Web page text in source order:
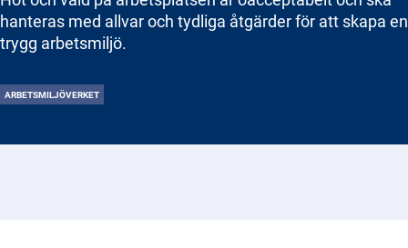
hanteras med allvar och tydliga åtgärder för att skapa en
trygg arbetsmiljö.
ARBETSMILJÖVERKET